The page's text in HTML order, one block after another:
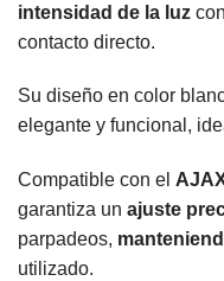
intensidad de la luz
contacto directo.
Su diseño en color
elegante y funcional,
Compatible con el
garantiza un ajuste
parpadeos,
utilizado.